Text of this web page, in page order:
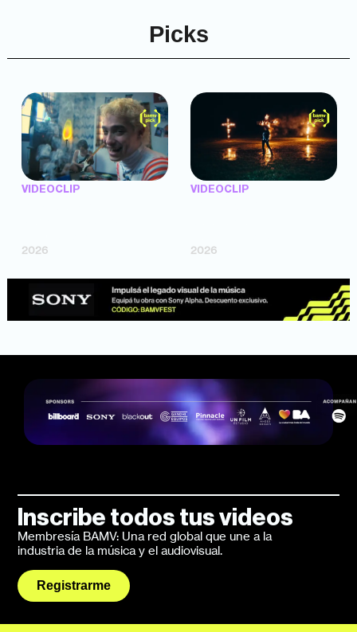
Picks
VIDEOCLIP
2026
VIDEOCLIP
2026
Inscribe todos tus videos
Membresía BAMV: Una red global que une a la
industria de la música y el audiovisual.
Registrarme